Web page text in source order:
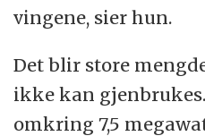
vingene, sier hun.
Det blir store
ikke kan
omkring 7,5